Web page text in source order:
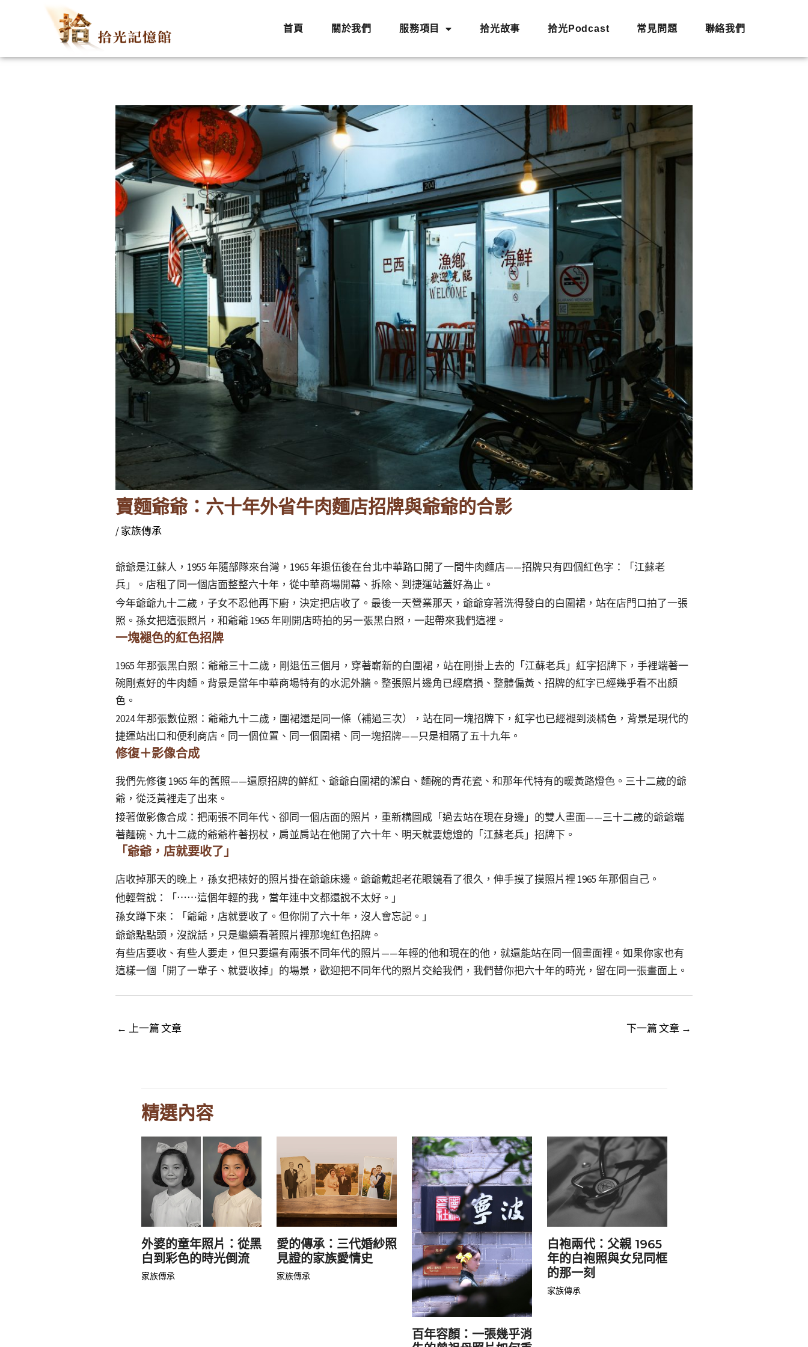
要
首頁 關於我們 服務項目 拾光故事 拾光Podcast 常見問題 聯絡我們
賣麵爺爺：六十年外省牛肉麵店招牌與爺爺的合影
/家族傳承
爺爺是江蘇人，1955 年隨部隊來台灣，1965 年退伍後在台北中華路口開了一間牛肉麵店——招牌只有四個紅色字：「江蘇老
兵」。店租了同一個店面整整六十年，從中華商場開幕、拆除、到捷運站蓋好為止。
今年爺爺九十二歲，子女不忍他再下廚，決定把店收了。最後一天營業那天，爺爺穿著洗得發白的白圍裙，站在店門口拍了一張
照。孫女把這張照片，和爺爺 1965 年剛開店時拍的另一張黑白照，一起帶來我們這裡。
一塊褪色的紅色招牌
1965 年那張黑白照：爺爺三十二歲，剛退伍三個月，穿著嶄新的白圍裙，站在剛掛上去的「江蘇老兵」紅字招牌下，手裡端著一
碗剛煮好的牛肉麵。背景是當年中華商場特有的水泥外牆。整張照片邊角已經磨損、整體偏黃、招牌的紅字已經幾乎看不出顏
色。
2024 年那張數位照：爺爺九十二歲，圍裙還是同一條（補過三次），站在同一塊招牌下，紅字也已經褪到淡橘色，背景是現代的
捷運站出口和便利商店。同一個位置、同一個圍裙、同一塊招牌——只是相隔了五十九年。
修復＋影像合成
我們先修復 1965 年的舊照——還原招牌的鮮紅、爺爺白圍裙的潔白、麵碗的青花瓷、和那年代特有的暖黃路燈色。三十二歲的爺
爺，從泛黃裡走了出來。
接著做影像合成：把兩張不同年代、卻同一個店面的照片，重新構圖成「過去站在現在身邊」的雙人畫面——三十二歲的爺爺端
著麵碗、九十二歲的爺爺杵著拐杖，肩並肩站在他開了六十年、明天就要熄燈的「江蘇老兵」招牌下。
「爺爺，店就要收了」
店收掉那天的晚上，孫女把裱好的照片掛在爺爺床邊。爺爺戴起老花眼鏡看了很久，伸手摸了摸照片裡 1965 年那個自己。
他輕聲說：「⋯⋯這個年輕的我，當年連中文都還說不太好。」
孫女蹲下來：「爺爺，店就要收了。但你開了六十年，沒人會忘記。」
爺爺點點頭，沒說話，只是繼續看著照片裡那塊紅色招牌。
有些店要收、有些人要走，但只要還有兩張不同年代的照片——年輕的他和現在的他，就還能站在同一個畫面裡。如果你家也有
這樣一個「開了一輩子、就要收掉」的場景，歡迎把不同年代的照片交給我們，我們替你把六十年的時光，留在同一張畫面上。
Post
navigation
← 上一篇 文章 下一篇 文章 →
精選內容
外婆的童年照片：從黑
白到彩色的時光倒流
家族傳承
愛的傳承：三代婚紗照
見證的家族愛情史
家族傳承
百年容顏：一張幾乎消
白袍兩代：父親 1965
年的白袍照與女兒同框
的那一刻
家族傳承